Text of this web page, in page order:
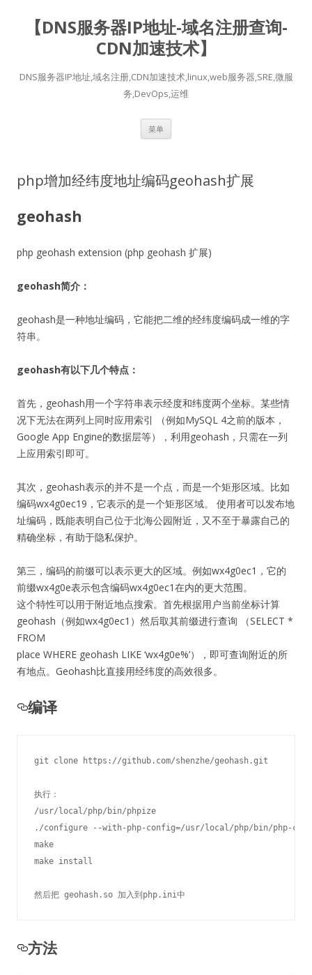
【DNS服务器IP地址-域名注册查询-
CDN加速技术】
DNS服务器IP地址,域名注册,CDN加速技术,linux,web服务器,SRE,微服
务,DevOps,运维
菜单
php增加经纬度地址编码geohash扩展
geohash
php geohash extension (php geohash 扩展)
geohash简介：
geohash是一种地址编码，它能把二维的经纬度编码成一维的字
符串。
geohash有以下几个特点：
首先，geohash用一个字符串表示经度和纬度两个坐标。某些情
况下无法在两列上同时应用索引 （例如MySQL 4之前的版本，
Google App Engine的数据层等），利用geohash，只需在一列
上应用索引即可。
其次，geohash表示的并不是一个点，而是一个矩形区域。比如
编码wx4g0ec19，它表示的是一个矩形区域。 使用者可以发布地
址编码，既能表明自己位于北海公园附近，又不至于暴露自己的
精确坐标，有助于隐私保护。
第三，编码的前缀可以表示更大的区域。例如wx4g0ec1，它的
前缀wx4g0e表示包含编码wx4g0ec1在内的更大范围。
这个特性可以用于附近地点搜索。首先根据用户当前坐标计算
geohash（例如wx4g0ec1）然后取其前缀进行查询 （SELECT *
FROM
place WHERE geohash LIKE ‘wx4g0e%’），即可查询附近的所
有地点。Geohash比直接用经纬度的高效很多。
编译
git clone https://github.com/shenzhe/geohash.git
执行：
/usr/local/php/bin/phpize
./configure --with-php-config=/usr/local/php/bin/php-
make
make install
然后把 geohash.so 加入到php.ini中
方法